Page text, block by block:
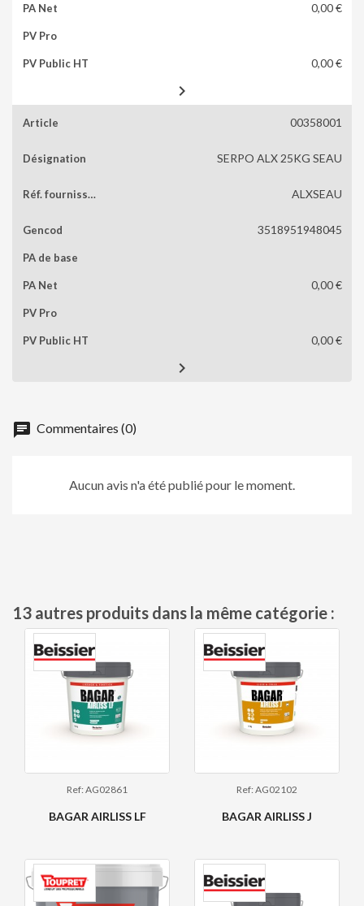
0,00 €
0,00 €

00358001
SERPO ALX 25KG SEAU
ALXSEAU
3518951948045
0,00 €
0,00 €

chat Commentaires (0)
Aucun avis n'a été publié pour le moment.
13 autres produits dans la même catégorie :
Ref: AG02861
BAGAR AIRLISS LF
Ref: AG02102
BAGAR AIRLISS J